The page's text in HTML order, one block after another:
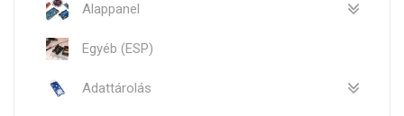
Alappanel
Egyéb (ESP)
Adattárolás